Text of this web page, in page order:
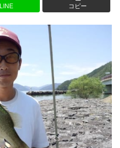
LINE コピー